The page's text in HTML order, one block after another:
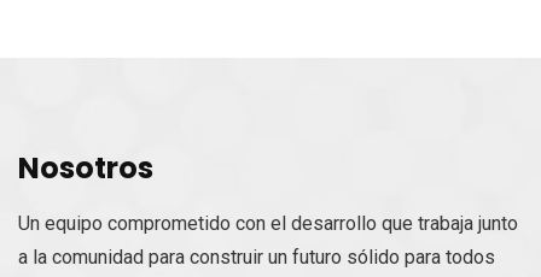
Nosotros
Un equipo comprometido con el desarrollo que trabaja junto
a la comunidad para construir un futuro sólido para todos